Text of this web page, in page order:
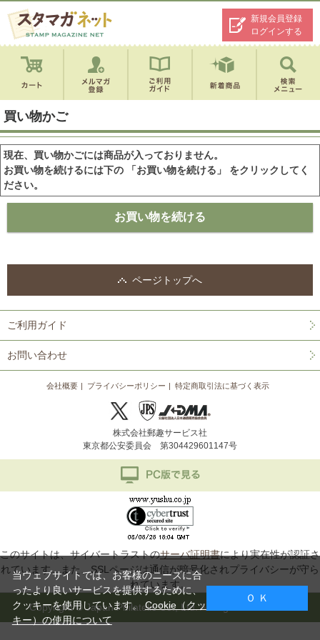
新規会員登録
ログインする
買い物かご
現在、買い物かごには商品が入っておりません。
お買い物を続けるには下の 「お買い物を続ける」 をクリックしてく
ださい。
ページトップへ
ご利用ガイド
お問い合わせ
会社概要 プライバシーポリシー 特定商取引法に基づく表示
株式会社郵趣サービス社
東京都公安委員会 第304429601147号
このサイトは、サイバートラストのサーバ証明書により実在性が認証さ
れています。また、SSLページは通信が暗号化されプライバシーが守ら
れています。
Copyright © Japan Philatelic Co., Ltd. All Rights Reserved.
当ウェブサイトでは、お客様のニーズに合
ったより良いサービスを提供するために、
クッキーを使用しています。Cookie（クッ
キー）の使用について
Ｏ Ｋ